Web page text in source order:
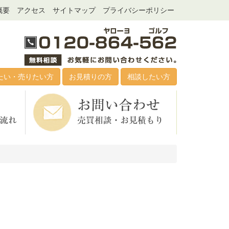
要 アクセス サイトマップ プライバシーポリシー
い・売りたい方 お見積りの方 相談したい方